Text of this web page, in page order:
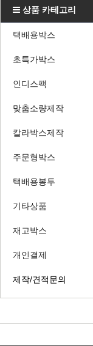
상품 카테고리
택배용박스
초특가박스
인디스팩
맞춤소량제작
칼라박스제작
주문형박스
택배용봉투
기타상품
재고박스
개인결제
제작/견적문의